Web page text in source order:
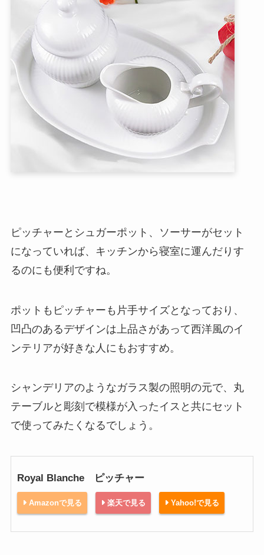
ピッチャーとシュガーポット、ソーサーがセット
になっていれば、キッチンから寝室に運んだりす
るのにも便利ですね。
ポットもピッチャーも片手サイズとなっており、
凹凸のあるデザインは上品さがあって西洋風のイ
ンテリアが好きな人にもおすすめ。
シャンデリアのようなガラス製の照明の元で、丸
テーブルと彫刻で模様が入ったイスと共にセット
で使ってみたくなるでしょう。
Royal Blanche ピッチャー
Amazonで見る 楽天で見る Yahoo!で見る